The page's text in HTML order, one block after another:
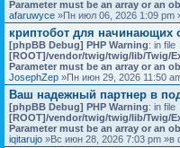
Parameter must be an array or an
afaruwyce »Пн июл 06, 2026 1:09 pm
криптобот для начинающих
[phpBB Debug] PHP Warning: in file
[ROOT]/vendor/twig/twig/lib/Twig/
Parameter must be an array or an
JosephZep »Пн июн 29, 2026 11:50
Ваш надежный партнер в
[phpBB Debug] PHP Warning: in file
[ROOT]/vendor/twig/twig/lib/Twig/
Parameter must be an array or an
iqitarujo »Вс июн 28, 2026 7:03 pm »в